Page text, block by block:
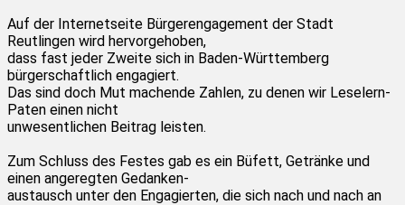
Auf der Internetseite Bürgerengagement der Stadt
Reutlingen wird hervorgehoben,
dass fast jeder Zweite sich in Baden-Württemberg
bürgerschaftlich engagiert.
Das sind doch Mut machende Zahlen, zu denen wir Leselern-
Paten einen nicht
unwesentlichen Beitrag leisten.
Zum Schluss des Festes gab es ein Büfett, Getränke und
einen angeregten Gedanken-
austausch unter den Engagierten, die sich nach und nach an